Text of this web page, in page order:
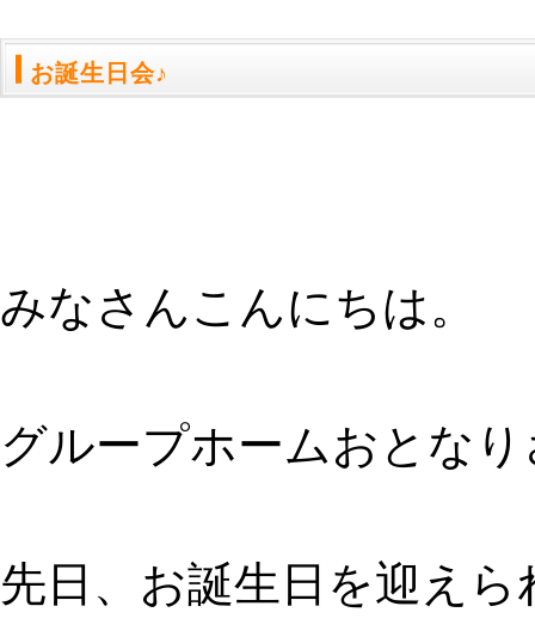
お誕生日会♪
みなさんこんにちは。
グループホームおとな
先日、お誕生日を迎え